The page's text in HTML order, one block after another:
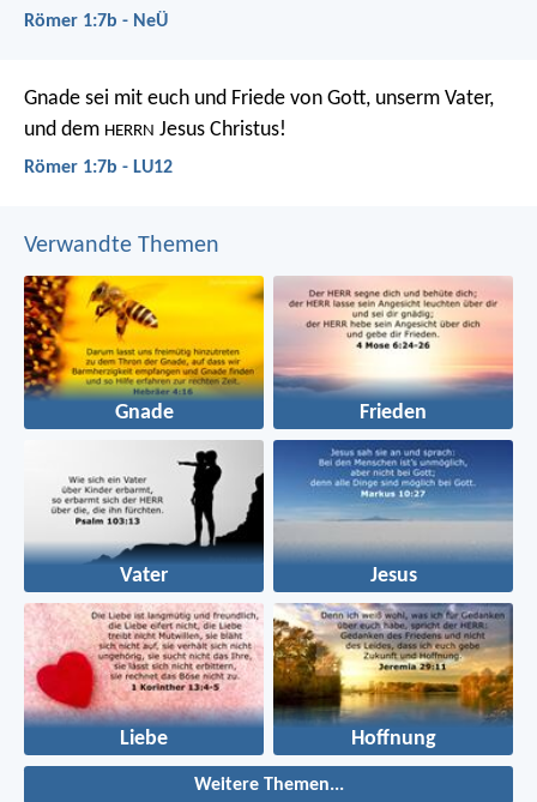
Römer 1:7b - NeÜ
Gnade sei mit euch und Friede von Gott, unserm Vater,
und dem HERRN Jesus Christus!
Römer 1:7b - LU12
Verwandte Themen
Gnade Frieden
Vater Jesus
Liebe Hoffnung
Weitere Themen...